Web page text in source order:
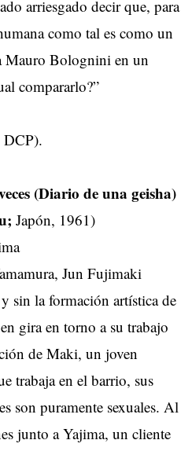
arriesgado decir que, para
como tal es como un
Mauro Bolognini en un
compararlo?”
DCP).
(Diario de una geisha)
Japón, 1961)
Jun Fujimaki
sin la formación artística de
gira en torno a su trabajo
de Maki, un joven
trabaja en el barrio, sus
son puramente sexuales. Al
junto a Yajima, un cliente